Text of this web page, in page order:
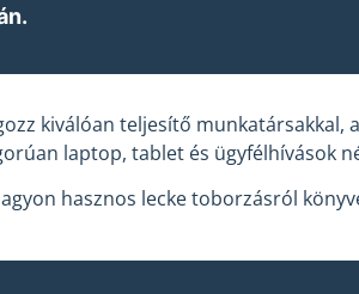
kiválóan teljesítő munkatársakkal,
laptop, tablet és ügyfélhívások
hasznos lecke toborzásról